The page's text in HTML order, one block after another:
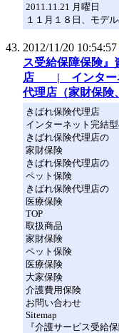
2011.11.21 月曜日
１１月１８日、モデ
2012/11/20 10:54:57
ス受給保障保険』
店 | インターネ
代理店（家財保険
きばれ保険代理店
インターネット完結
きばれ保険代理店の
家財保険
きばれ保険代理店の
ペット保険
きばれ保険代理店の
医療保険
TOP
取扱商品
家財保険
ペット保険
医療保険
大家保険
介護費用保険
お問い合わせ
Sitemap
『介護サービス受給